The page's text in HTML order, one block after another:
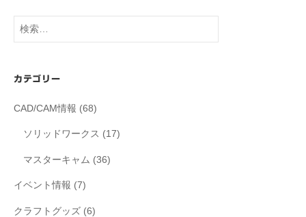
検
索:
カテゴリー
CAD/CAM情報 (68)
ソリッドワークス (17)
マスターキャム (36)
イベント情報 (7)
クラフトグッズ (6)